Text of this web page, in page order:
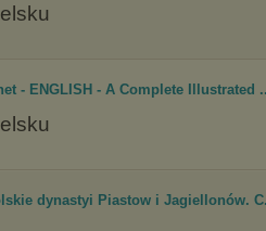
- ENGLISH - A Complete Illustrated
dynastyi Piastow i Jagiellonów.